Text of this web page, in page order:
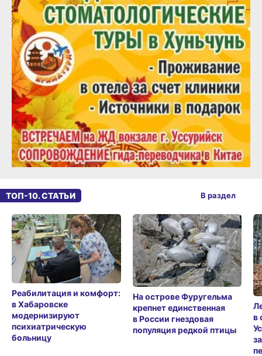
ТОП-10. СТАТЬИ
Реабилитация и комфорт:
в Хабаровске
модернизируют
психиатрическую
больницу
На острове Фуругельма
крепнет единственная
в России гнездовая
популяция редкой птицы
в
В раздел